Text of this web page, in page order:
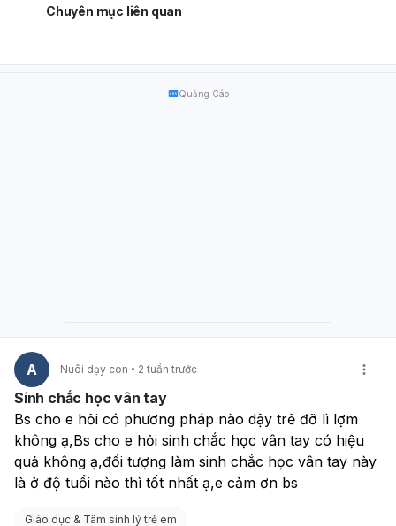
kéo dài không
Tập thể dục đều như bơi, bóng rổ, chạy nhảy
tháng gần như không tăng chiều cao
Chuyên mục liên quan
Quảng Cáo
A Nuôi dạy con 2 tuần trước
Sinh chắc học vân tay
Bs cho e hỏi có phương pháp nào dậy trẻ đỡ lì lợm
không ạ,Bs cho e hỏi sinh chắc học vân tay có hiệu
quả không ạ,đối tượng làm sinh chắc học vân tay này
là ở độ tuổi nào thì tốt nhất ạ,e cảm ơn bs
Giáo dục & Tâm sinh lý trẻ em